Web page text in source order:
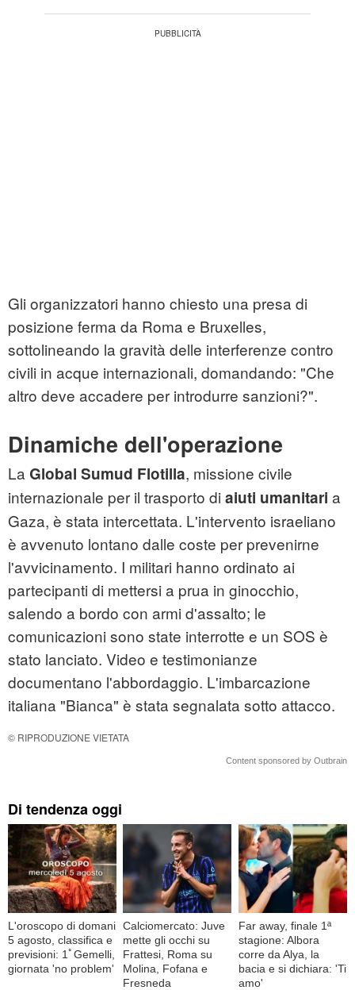
Gli organizzatori hanno chiesto una presa di
posizione ferma da Roma e Bruxelles,
sottolineando la gravità delle interferenze contro
civili in acque internazionali, domandando: "Che
altro deve accadere per introdurre sanzioni?".
Dinamiche dell'operazione
La Global Sumud Flotilla, missione civile
internazionale per il trasporto di aiuti umanitari a
Gaza, è stata intercettata. L'intervento israeliano
è avvenuto lontano dalle coste per prevenirne
l'avvicinamento. I militari hanno ordinato ai
partecipanti di mettersi a prua in ginocchio,
salendo a bordo con armi d'assalto; le
comunicazioni sono state interrotte e un SOS è
stato lanciato. Video e testimonianze
documentano l'abbordaggio. L'imbarcazione
italiana "Bianca" è stata segnalata sotto attacco.
© RIPRODUZIONE VIETATA
Content sponsored by Outbrain
Di tendenza oggi
L'oroscopo di domani
5 agosto, classifica e
previsioni: 1ﾟGemelli,
giornata 'no problem'
Calciomercato: Juve
mette gli occhi su
Frattesi, Roma su
Molina, Fofana e
Fresneda
Far away, finale 1ª
stagione: Albora
corre da Alya, la
bacia e si dichiara: 'Ti
amo'